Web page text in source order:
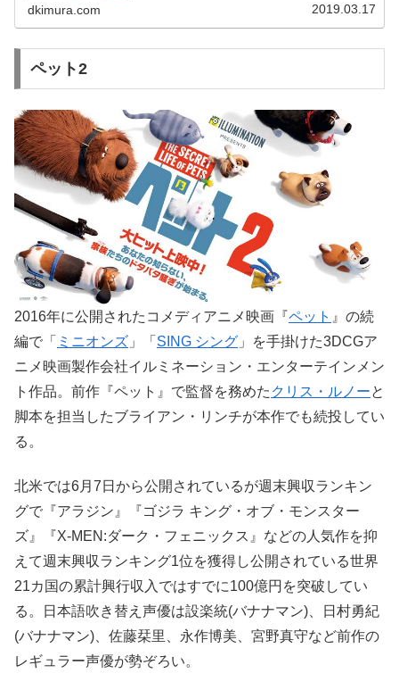
dkimura.com 2019.03.17
ペット2
2016年に公開されたコメディアニメ映画『ペット 』の続
編で「 ミニオンズ 」「 SING シング 」を手掛けた3DCGア
ニメ映画製作会社イルミネーション・エンターテインメン
ト作品。前作『ペット』で監督を務めた クリス・ルノーと
脚本を担当したブライアン・リンチが本作でも続投してい
る。
北米では6月7日から公開されているが週末興収ランキン
グで『アラジン』『ゴジラ キング・オブ・モンスター
ズ』『X-MEN:ダーク・フェニックス』などの人気作を抑
えて週末興収ランキング1位を獲得し公開されている世界
21カ国の累計興行収入ではすでに100億円を突破してい
る。日本語吹き替え声優は設楽統(バナナマン)、日村勇紀
(バナナマン)、佐藤栞里、永作博美、宮野真守など前作の
レギュラー声優が勢ぞろい。